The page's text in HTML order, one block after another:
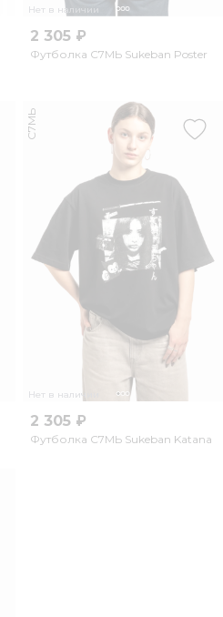
Нет в наличии
2 305 ₽
Футболка С7МЬ Sukeban Poster
Нет в наличии
С7МЬ
2 305 ₽
Футболка С7МЬ Sukeban Katana